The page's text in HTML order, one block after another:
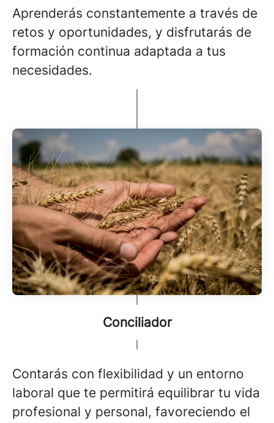
Aprenderás constantemente a través de
retos y oportunidades, y disfrutarás de
formación continua adaptada a tus
necesidades.
Conciliador
Contarás con flexibilidad y un entorno
laboral que te permitirá equilibrar tu vida
profesional y personal, favoreciendo el